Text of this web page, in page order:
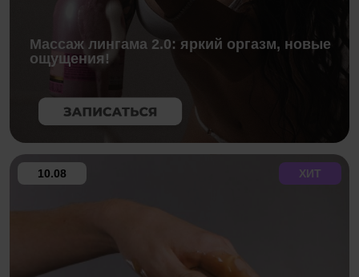
Массаж лингама 2.0: яркий оргазм, новые
ощущения!
ХИТ
10.08